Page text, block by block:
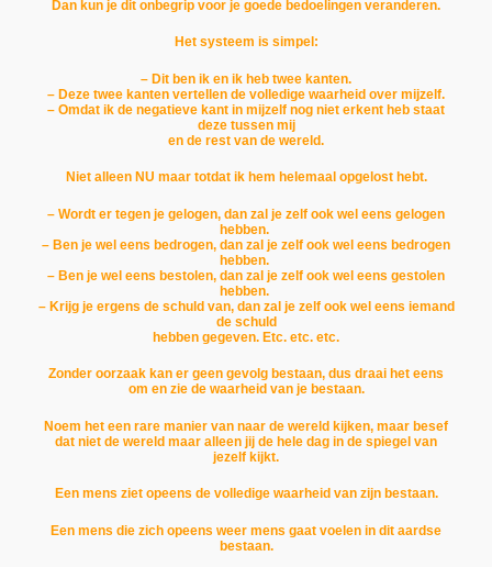
Dan kun je dit onbegrip voor je goede bedoelingen veranderen.
Het systeem is simpel:
– Dit ben ik en ik heb twee kanten.
– Deze twee kanten vertellen de volledige waarheid over mijzelf.
– Omdat ik de negatieve kant in mijzelf nog niet erkent heb staat
deze tussen mij
en de rest van de wereld.
Niet alleen NU maar totdat ik hem helemaal opgelost hebt.
– Wordt er tegen je gelogen, dan zal je zelf ook wel eens gelogen
hebben.
– Ben je wel eens bedrogen, dan zal je zelf ook wel eens bedrogen
hebben.
– Ben je wel eens bestolen, dan zal je zelf ook wel eens gestolen
hebben.
– Krijg je ergens de schuld van, dan zal je zelf ook wel eens iemand
de schuld
hebben gegeven. Etc. etc. etc.
Zonder oorzaak kan er geen gevolg bestaan, dus draai het eens
om en zie de waarheid van je bestaan.
Noem het een rare manier van naar de wereld kijken, maar besef
dat niet de wereld maar alleen jij de hele dag in de spiegel van
jezelf kijkt.
Een mens ziet opeens de volledige waarheid van zijn bestaan.
Een mens die zich opeens weer mens gaat voelen in dit aardse
bestaan.